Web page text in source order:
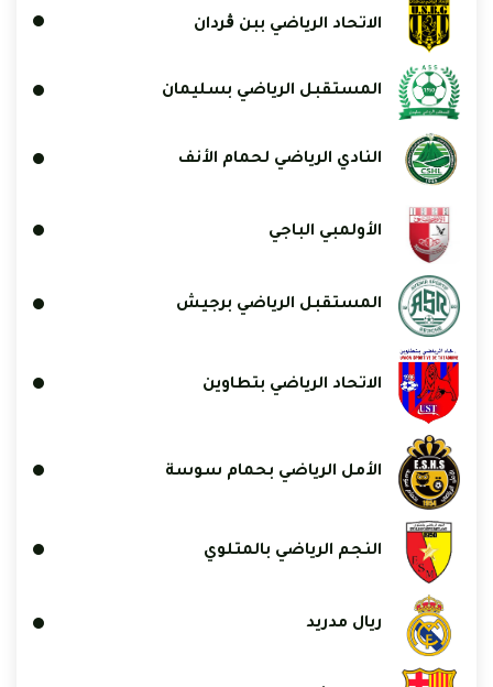
الاتحاد الرياضي ببن ڨردان
المستقبل الرياضي بسليمان
النادي الرياضي لحمام الأنف
الأولمبي الباجي
المستقبل الرياضي برجيش
الاتحاد الرياضي بتطاوين
الأمل الرياضي بحمام سوسة
النجم الرياضي بالمتلوي
ريال مدريد